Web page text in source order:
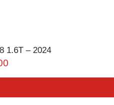
1.6T – 2024